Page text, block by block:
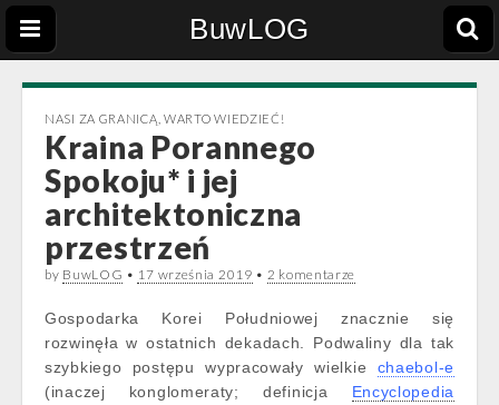
BuwLOG
NASI ZA GRANICĄ WARTO WIEDZIEĆ!
Kraina Porannego
Spokoju* i jej
architektoniczna
przestrzeń
by BuwLOG • 17 września 2019 • 2 komentarze
Gospodarka Korei Południowej znacznie się
rozwinęła w ostatnich dekadach. Podwaliny dla tak
szybkiego postępu wypracowały wielkie chaebol-e
(inaczej konglomeraty; definicja Encyclopedia